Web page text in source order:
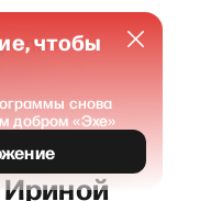
чтобы
снова
добром «Эхе»